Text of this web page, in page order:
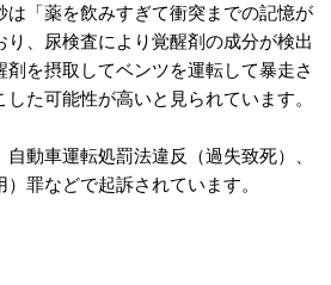
は「薬を飲みすぎて衝突までの記憶が
り、尿検査により覚醒剤の成分が検出
剤を摂取してベンツを運転して暴走さ
た可能性が高いと見られています。
動車運転処罰法違反（過失致死）、
罪などで起訴されています。